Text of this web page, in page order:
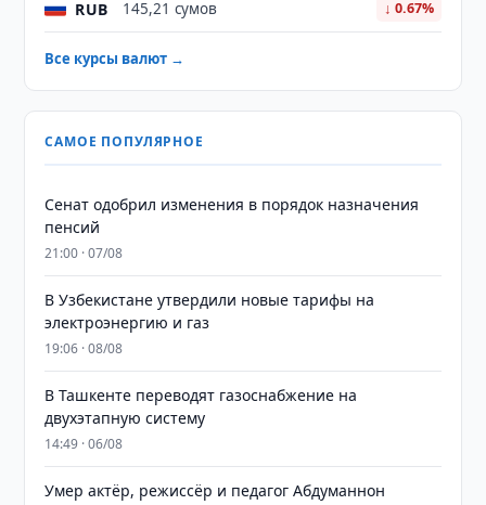
RUB 145,21 сумов ↓ 0.67%
Все курсы валют →
САМОЕ ПОПУЛЯРНОЕ
Сенат одобрил изменения в порядок назначения
пенсий
21:00 · 07/08
В Узбекистане утвердили новые тарифы на
электроэнергию и газ
19:06 · 08/08
В Ташкенте переводят газоснабжение на
двухэтапную систему
14:49 · 06/08
Умер актёр, режиссёр и педагог Абдуманнон